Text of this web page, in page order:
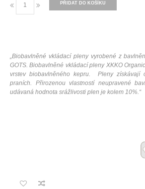
PŘIDAT DO KOŠÍKU
„Biobavlněné vkládací pleny vyrobené z
GOTS. Biobavlněné vkládací plenyXKKO
vrstev biobavlněného kepru. Pleny získávají
praních. Přirozenou vlastností neupravené
udávaná hodnota srážlivosti plen je kolem 10%.“